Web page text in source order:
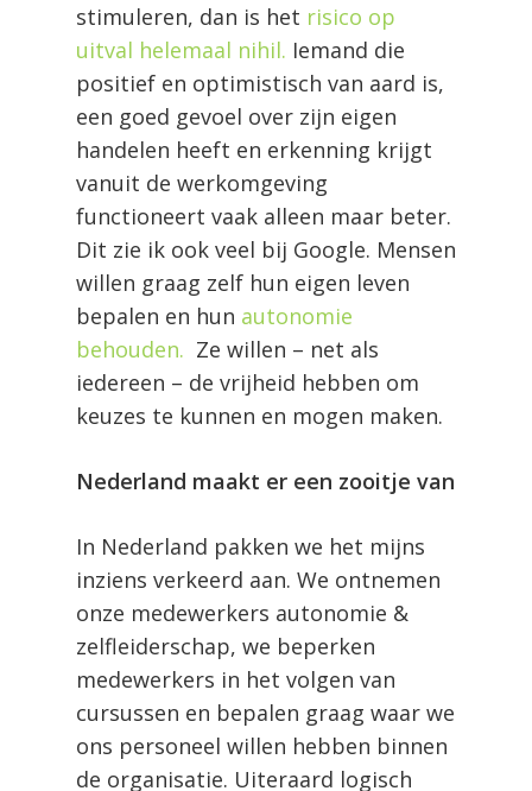
stimuleren, dan is het risico op
uitval helemaal nihil. Iemand die
positief en optimistisch van aard is,
een goed gevoel over zijn eigen
handelen heeft en erkenning krijgt
vanuit de werkomgeving
functioneert vaak alleen maar beter.
Dit zie ik ook veel bij Google. Mensen
willen graag zelf hun eigen leven
bepalen en hun autonomie
behouden. Ze willen – net als
iedereen – de vrijheid hebben om
keuzes te kunnen en mogen maken.
Nederland maakt er een zooitje van
In Nederland pakken we het mijns
inziens verkeerd aan. We ontnemen
onze medewerkers autonomie &
zelfleiderschap, we beperken
medewerkers in het volgen van
cursussen en bepalen graag waar we
ons personeel willen hebben binnen
de organisatie. Uiteraard logisch